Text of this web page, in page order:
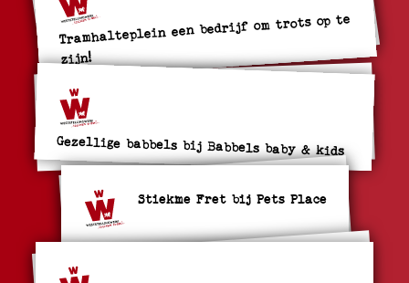
Tramhalteplein een bedrijf om trots op te
zijn!
Gezellige babbels bij Babbels baby & kids
Stiekme Fret bij Pets Place